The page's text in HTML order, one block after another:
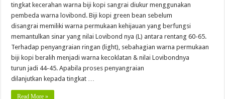
tingkat kecerahan warna biji kopi sangrai diukur menggunakan
pembeda warna lovibond. Biji kopi green bean sebelum
disangrai memiliki warna permukaan kehijauan yang berfungsi
memantulkan sinar yang nilai Lovibond nya (L) antara rentang 60-65.
Terhadap penyangraian ringan (light), sebahagian warna permukaan
biji kopi beralih menjadi warna kecoklatan & nilai Lovibondnya
turun jadi 44-45. Apabila proses penyangraian
dilanjutkan kepada tingkat …
Read More »